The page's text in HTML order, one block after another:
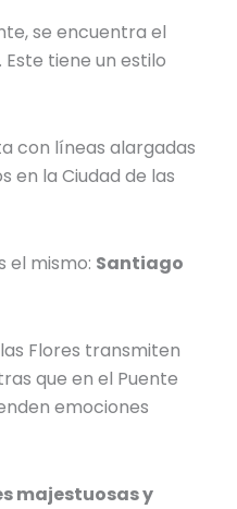
se encuentra el
. Este tiene un estilo
con líneas alargadas
en la Ciudad de las
el mismo: Santiago
Flores transmiten
que en el Puente
emociones
majestuosas y